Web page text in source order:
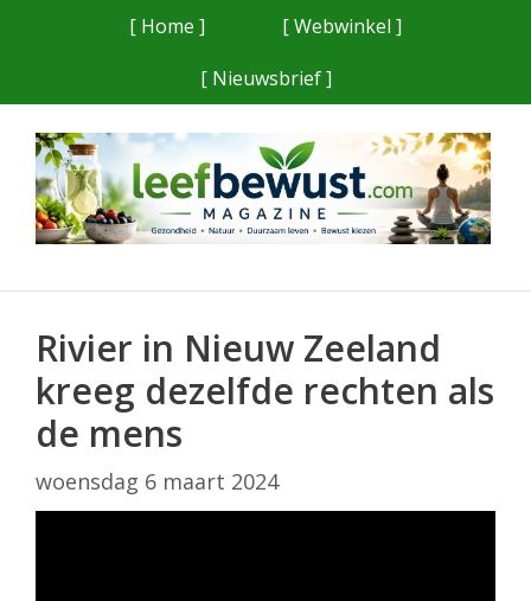
[ Home ]
[ Webwinkel ]
[ Nieuwsbrief ]
Rivier in Nieuw Zeeland
kreeg dezelfde rechten als
de mens
woensdag 6 maart 2024